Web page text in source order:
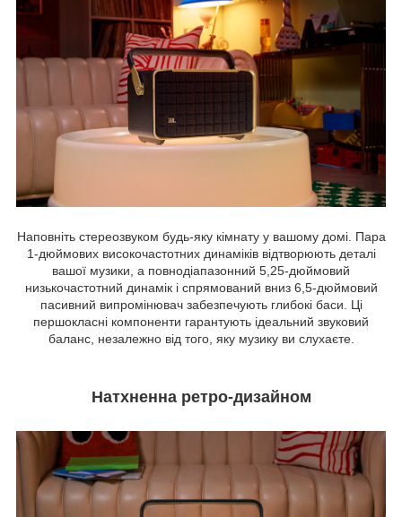
Наповніть стереозвуком будь-яку кімнату у вашому домі. Пара
1-дюймових високочастотних динаміків відтворюють деталі
вашої музики, а повнодіапазонний 5,25-дюймовий
низькочастотний динамік і спрямований вниз 6,5-дюймовий
пасивний випромінювач забезпечують глибокі баси. Ці
першокласні компоненти гарантують ідеальний звуковий
баланс, незалежно від того, яку музику ви слухаєте.
Натхненна ретро-дизайном